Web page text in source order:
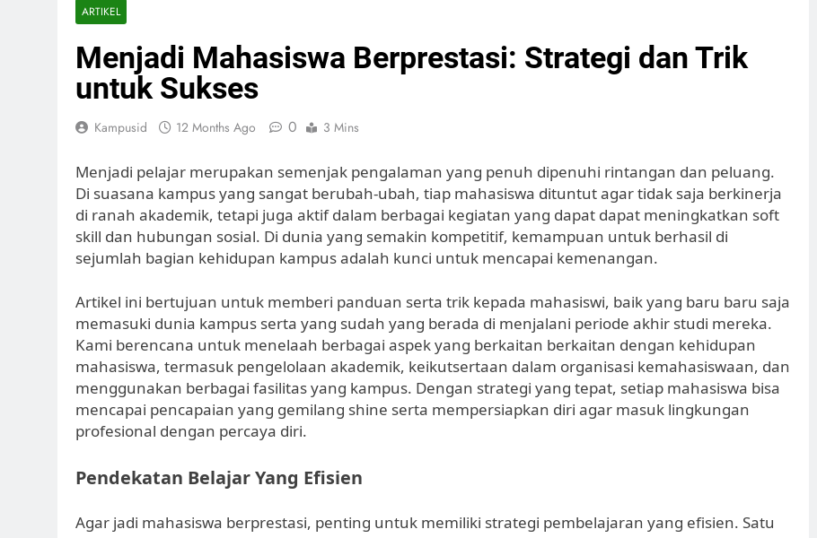
ARTIKEL
Menjadi Mahasiswa Berprestasi: Strategi dan Trik
untuk Sukses
Kampusid 12 Months Ago 0 3 Mins
Menjadi pelajar merupakan semenjak pengalaman yang penuh dipenuhi rintangan dan peluang.
Di suasana kampus yang sangat berubah-ubah, tiap mahasiswa dituntut agar tidak saja berkinerja
di ranah akademik, tetapi juga aktif dalam berbagai kegiatan yang dapat dapat meningkatkan soft
skill dan hubungan sosial. Di dunia yang semakin kompetitif, kemampuan untuk berhasil di
sejumlah bagian kehidupan kampus adalah kunci untuk mencapai kemenangan.
Artikel ini bertujuan untuk memberi panduan serta trik kepada mahasiswi, baik yang baru baru saja
memasuki dunia kampus serta yang sudah yang berada di menjalani periode akhir studi mereka.
Kami berencana untuk menelaah berbagai aspek yang berkaitan berkaitan dengan kehidupan
mahasiswa, termasuk pengelolaan akademik, keikutsertaan dalam organisasi kemahasiswaan, dan
menggunakan berbagai fasilitas yang kampus. Dengan strategi yang tepat, setiap mahasiswa bisa
mencapai pencapaian yang gemilang shine serta mempersiapkan diri agar masuk lingkungan
profesional dengan percaya diri.
Pendekatan Belajar Yang Efisien
Agar jadi mahasiswa berprestasi, penting untuk memiliki strategi pembelajaran yang efisien. Satu